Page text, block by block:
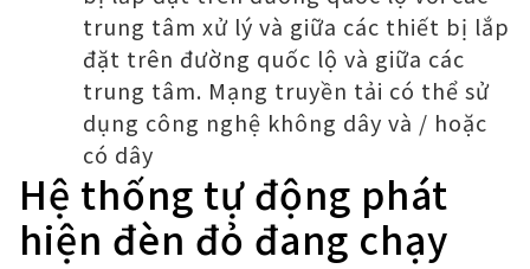
trung tâm xử lý và giữa các thiết bị lắp
đặt trên đường quốc lộ và giữa các
trung tâm. Mạng truyền tải có thể sử
dụng công nghệ không dây và / hoặc
có dây
Hệ thống tự động phát
hiện đèn đỏ đang chạy